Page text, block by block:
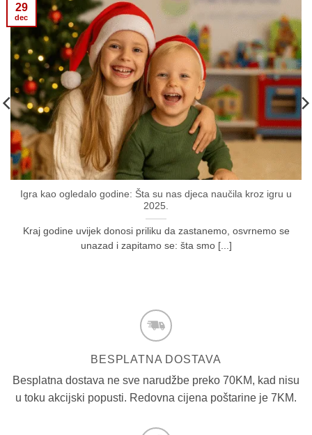
Igra kao ogledalo godine: Šta su nas djeca naučila kroz igru u
2025.
Kraj godine uvijek donosi priliku da zastanemo, osvrnemo se
unazad i zapitamo se: šta smo [...]
29
dec
BESPLATNA DOSTAVA
Besplatna dostava ne sve narudžbe preko 70KM, kad nisu
u toku akcijski popusti. Redovna cijena poštarine je 7KM.